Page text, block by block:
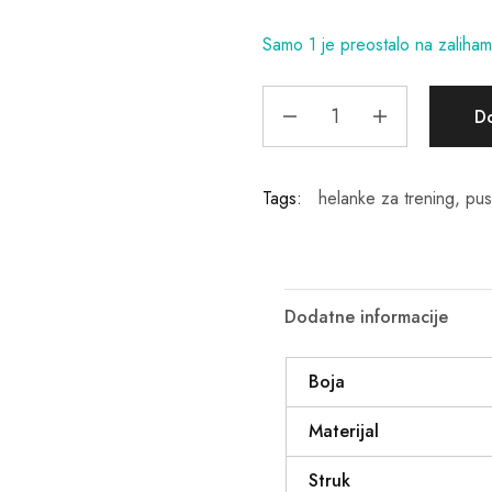
Samo 1 je preostalo na
Tags: helanke za trening,
Dodatne informacije
Boja
Materijal
Struk